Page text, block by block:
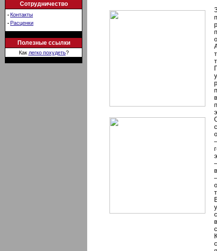
Сотрудничество
· Контакты
· Расценки
Полезные ссылки
Как легко похудеть?